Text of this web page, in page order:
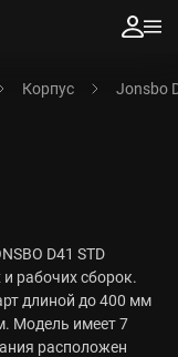
Корпус Jonsbo
D41 STD
рабочих сборок.
длиной до 400 мм
Модель имеет 7
расположен